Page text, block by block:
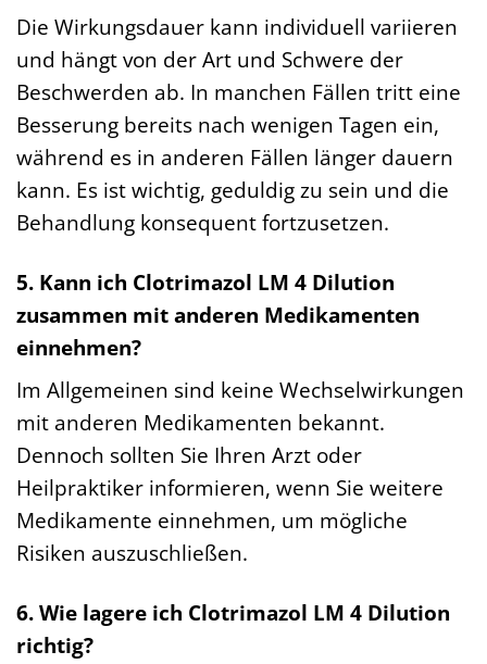
Die Wirkungsdauer kann individuell variieren
und hängt von der Art und Schwere der
Beschwerden ab. In manchen Fällen tritt eine
Besserung bereits nach wenigen Tagen ein,
während es in anderen Fällen länger dauern
kann. Es ist wichtig, geduldig zu sein und die
Behandlung konsequent fortzusetzen.
5. Kann ich Clotrimazol LM 4 Dilution
zusammen mit anderen Medikamenten
einnehmen?
Im Allgemeinen sind keine Wechselwirkungen
mit anderen Medikamenten bekannt.
Dennoch sollten Sie Ihren Arzt oder
Heilpraktiker informieren, wenn Sie weitere
Medikamente einnehmen, um mögliche
Risiken auszuschließen.
6. Wie lagere ich Clotrimazol LM 4 Dilution
richtig?